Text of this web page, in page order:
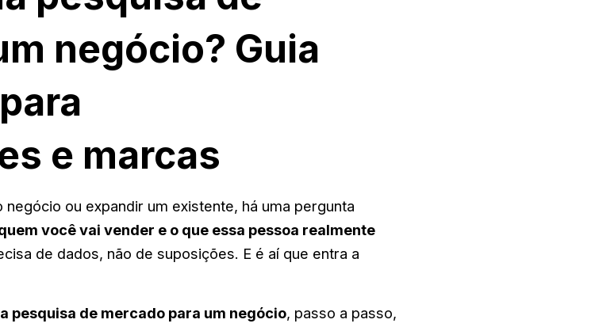
negócio? Guia
e marcas
ou expandir um existente, há uma pergunta
você vai vender e o que essa pessoa realmente
de dados, não de suposições. E é aí que entra a
pesquisa de mercado para um negócio, passo a passo,